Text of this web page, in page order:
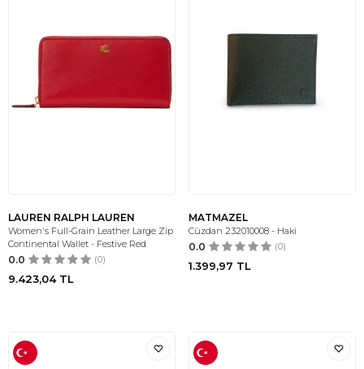
LAUREN RALPH LAUREN
Women's Full-Grain Leather Large Zip
Continental Wallet - Festive Red
0.0 (0)
9.423,04TL
MATMAZEL
Cüzdan 232010008 - Haki
0.0 (0)
1.399,97 TL